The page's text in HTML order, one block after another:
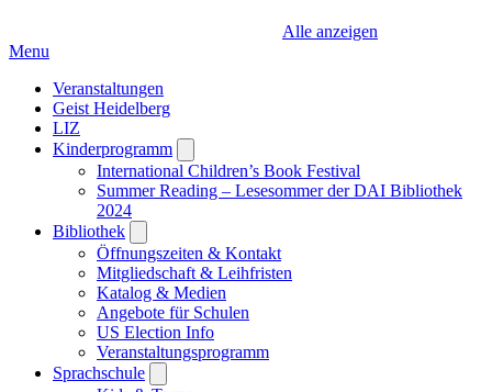
Alle anzeigen
Menu
Veranstaltungen
Geist Heidelberg
LIZ
Kinderprogramm
submenu
International Children’s Book Festival
Summer Reading – Lesesommer der DAI Bibliothek
2024
Bibliothek
submenu
Öffnungszeiten & Kontakt
Mitgliedschaft & Leihfristen
Katalog & Medien
Angebote für Schulen
US Election Info
Veranstaltungsprogramm
Sprachschule